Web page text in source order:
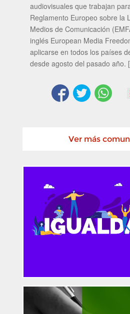
audiovisuales que trabajan
Reglamento Europeo sobre la
Medios de Comunicación
inglés European Media
aplicarse en todos los países
desde agosto del pasado
Ver más